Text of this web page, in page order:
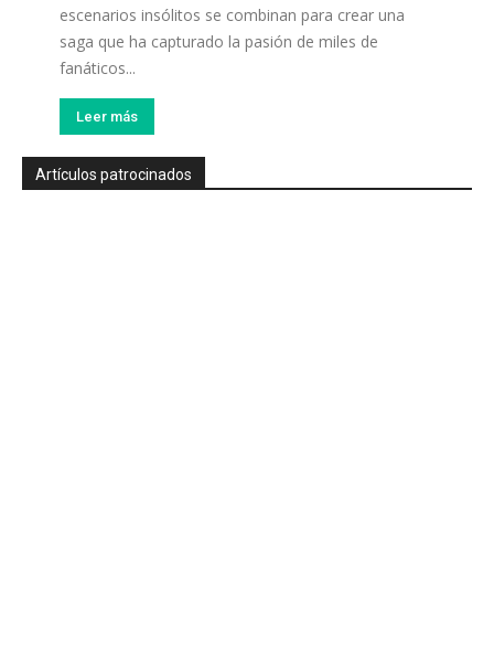
escenarios insólitos se combinan para crear una
saga que ha capturado la pasión de miles de
fanáticos...
Leer más
Artículos patrocinados